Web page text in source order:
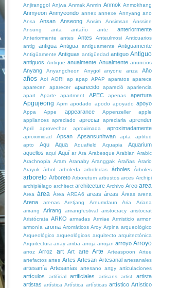
Anjiranggol Anjwa Anmak Anmin Anmok Anmokhang
Anmyeon Anmyeondo annex annexe Annyang ano
Ansa
Ansan Anseong Ansim Ansimsan
Anssine
Ansung
anta antaño ante anteriormente
Anteriormente antes Antes Anteulmosi
Anticuarios
antig
antigua Antigua antiguamente Antiguamente
Antigüamente Antiguas antigüedad antiguo Antiguo
antiguos Antique anualmente Anualmente anuncios
Anyang Anyangcheon Anygol anyone anza Año
años Aoi AORI ap apap APAP aparatos aparece
aparecen
aparecer aparecido apareció
apariencia
apart
Aparte apartment APEC apenas apertura
Apgujeong Apm apodado apodo apoyado apoyo
Appa Appe appearance Appenzeller
apple
appliances apreciado apreciar apreciarla aprender
April aprovechar aproximada aproximadamente
aproximidad Apsan Apsansunhwan apta
aptitud
apto
Aqu Aqua Aquafield Aquapia
Aquarium
aquellos aquí Aquí ar Ara Arabesque Arabian Arabic
Arachnopia
Aram Aranaby Aranggak Arañas Arario
Arayuk
árbol arboleda arboledas árboles Árboles
arboreto Arboreto Arboretum arbustos arces Archipi
archipiélago architect architecture Archivo Arco area
Area área Área AREA6 areas áreas Áreas arena
Arena arenas Aretjang Areumdaun Aria
Ariana
arirang
Arirang arirangfestival aristocracy
aristocrat
Aristócrata ARKO armadas Armiae Armisticio armon
armonía aroma Aromáticos Aroy Arpina arqueológico
Arqueológico arqueológicos arquitecto arquitectónica
Arquitectura array arriba arroja arrojan arroyo Arroyo
arroz Arroz art Art arte Arte Arteaspoon
Artee
artefactos artes Artes Artesan Artesanal artesanales
artesanía Artesanías artesano artgy articulaciones
artículos artificial artificiales artisans artist
artista
artistas artística Artística artísticas artístico Artístico